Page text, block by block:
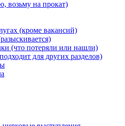
возьму на прокат)
(кроме вакансий)
(что потеряли или нашли)
для других разделов)